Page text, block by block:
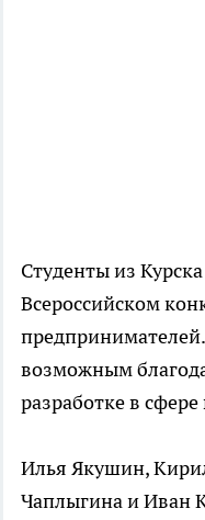
Студенты из
Всероссийском
возможным
разработке в
Илья Якушин,
Чаплыгина и Иван